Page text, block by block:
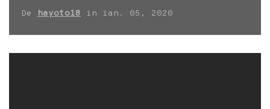
De hayoto18 in ian. 05, 2020